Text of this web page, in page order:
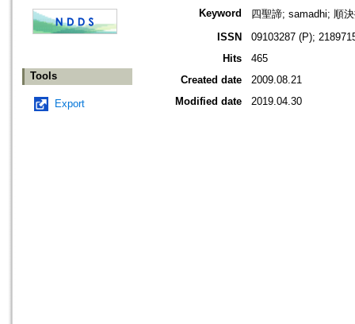
Tools
Export
Keyword
四聖諦; samadhi; 順
ISSN
09103287 (P);
Hits
465
Created date
2009.08.21
Modified date
2019.04.30